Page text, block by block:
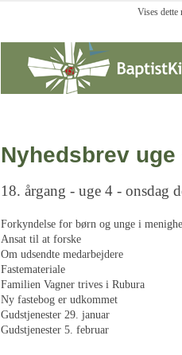
Vises dette
Nyhedsbrev uge
18. årgang - uge 4 - onsdag
Forkyndelse for børn og unge i
Ansat til at forske
Om udsendte medarbejdere
Fastemateriale
Familien Vagner trives i Rubura
Ny fastebog er udkommet
Gudstjenester 29. januar
Gudstjenester 5. februar